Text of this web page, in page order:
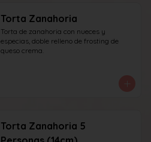
Torta Zanahoria
Torta de zanahoria con nueces y
especias, doble relleno de frosting de
queso crema.
Torta Zanahoria 5